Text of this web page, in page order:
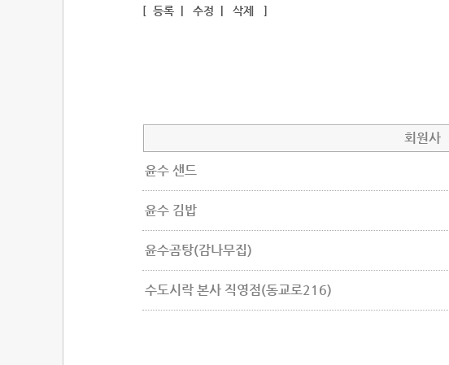
[ 등록| 수정 삭제 ]
회원사
윤수 샌드
윤수 김밥
윤수곰탕(감나무집)
수도시락 본사 직영점(동교로216)